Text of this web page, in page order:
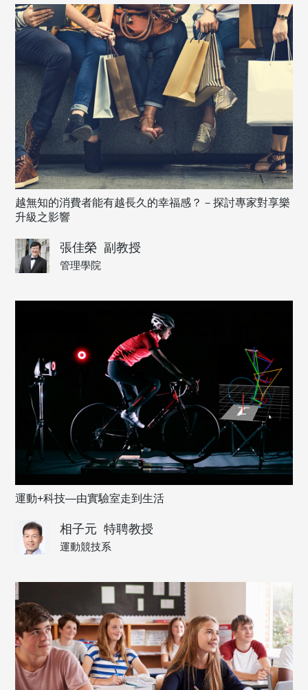
越無知的消費者能有越長久的幸福感？－探討專家對享樂
升級之影響
張佳榮 副教授
管理學院
運動+科技—由實驗室走到生活
相子元 特聘教授
運動競技系